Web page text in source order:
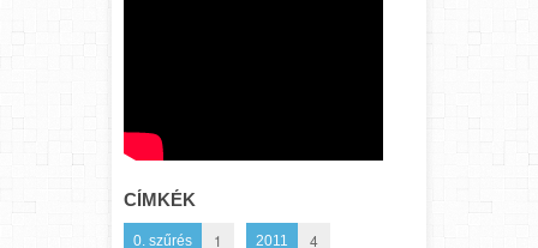
CÍMKÉK
0. szűrés 1 2011 4